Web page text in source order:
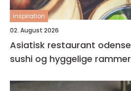
inspiration
02. August 2026
Asiatisk restaurant odense guide til buffet,
sushi og hyggelige rammer